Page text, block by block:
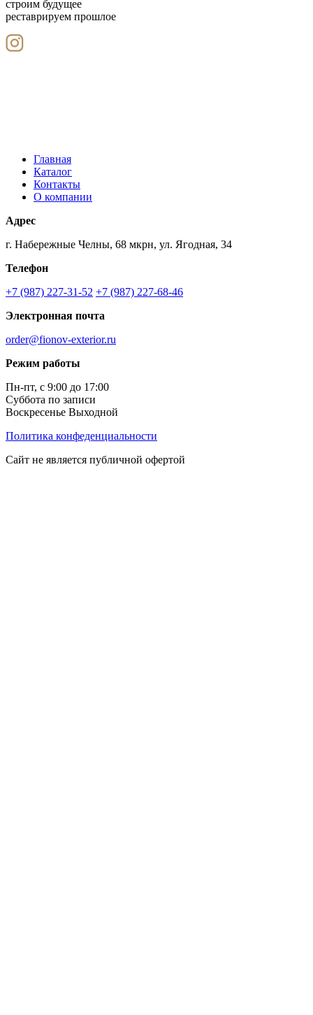
строим будущее
реставрируем прошлое
Главная
Каталог
Контакты
О компании
Адрес
г. Набережные Челны, 68 мкрн, ул. Ягодная, 34
Телефон
+7 (987) 227-31-52 +7 (987) 227-68-46
Электронная почта
order@fionov-exterior.ru
Режим работы
Пн-пт, с 9:00 до 17:00
Суббота по записи
Воскресенье Выходной
Политика конфеденциальности
Сайт не является публичной офертой